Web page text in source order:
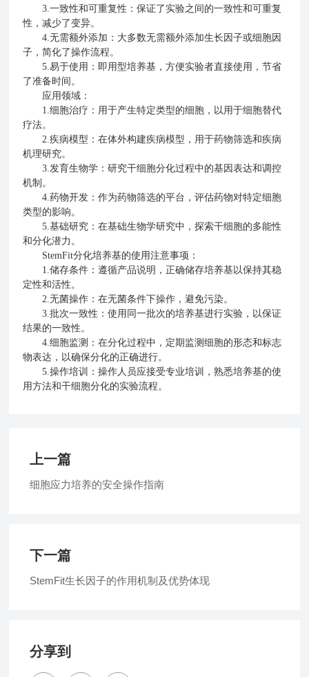
3.一致性和可重复性：保证了实验之间的一致性和可重复
性，减少了变异。
4.无需额外添加：大多数无需额外添加生长因子或细胞因
子，简化了操作流程。
5.易于使用：即用型培养基，方便实验者直接使用，节省
了准备时间。
应用领域：
1.细胞治疗：用于产生特定类型的细胞，以用于细胞替代
疗法。
2.疾病模型：在体外构建疾病模型，用于药物筛选和疾病
机理研究。
3.发育生物学：研究干细胞分化过程中的基因表达和调控
机制。
4.药物开发：作为药物筛选的平台，评估药物对特定细胞
类型的影响。
5.基础研究：在基础生物学研究中，探索干细胞的多能性
和分化潜力。
StemFit分化培养基的使用注意事项：
1.储存条件：遵循产品说明，正确储存培养基以保持其稳
定性和活性。
2.无菌操作：在无菌条件下操作，避免污染。
3.批次一致性：使用同一批次的培养基进行实验，以保证
结果的一致性。
4.细胞监测：在分化过程中，定期监测细胞的形态和标志
物表达，以确保分化的正确进行。
5.操作培训：操作人员应接受专业培训，熟悉培养基的使
用方法和干细胞分化的实验流程。
上一篇
细胞应力培养的安全操作指南
下一篇
StemFit生长因子的作用机制及优势体现
分享到